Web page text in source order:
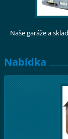
Naše garáže a
Nabídka